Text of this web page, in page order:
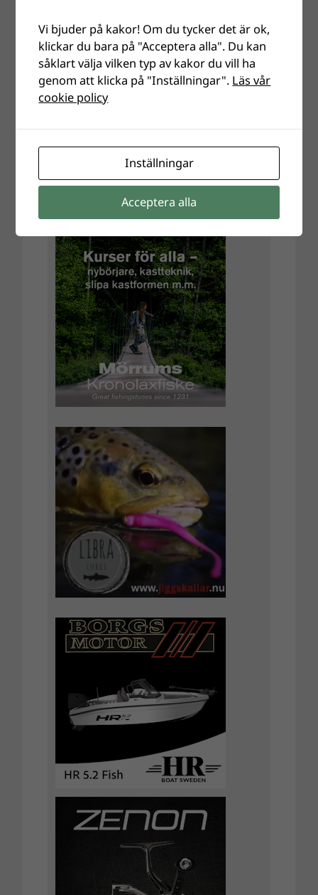
Vi bjuder på kakor! Om du tycker det är ok,
klickar du bara på "Acceptera alla". Du kan
såklart välja vilken typ av kakor du vill ha
genom att klicka på "Inställningar". Läs vår
cookie policy
Inställningar
Acceptera alla